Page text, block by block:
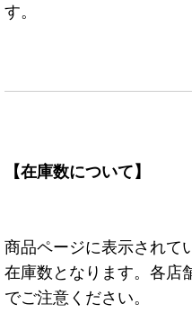
す。
【在庫数について】
商品ページに表示されて
在庫数となります。各店
でご注意ください。